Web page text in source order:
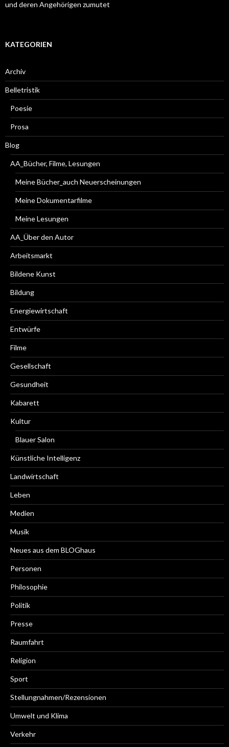
und deren Angehörigen zumutet
KATEGORIEN
Archiv
Belletristik
Poesie
Prosa
Blog
AA_Bücher, Filme, Lesungen
Meine Bücher_auch Neuerscheinungen
Meine Dokumentarfilme
Meine Lesungen
AA_Über den Autor
Arbeitsmarkt
Bildene Kunst
Bildung
Energiewirtschaft
Entwürfe
Filme
Gesellschaft
Gesundheit
Kabarett
Kultur
Blauer Salon
Künstliche Intelligenz
Landwirtschaft
Leben
Medien
Musik
Neues aus dem BLOGhaus
Personen
Philosophie
Politik
Presse
Raumfahrt
Religion
Sport
Stellungnahmen/Rezensionen
Umwelt und Klima
Verkehr